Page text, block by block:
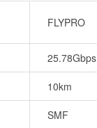
FLYPRO
25.78Gbps
10km
SMF